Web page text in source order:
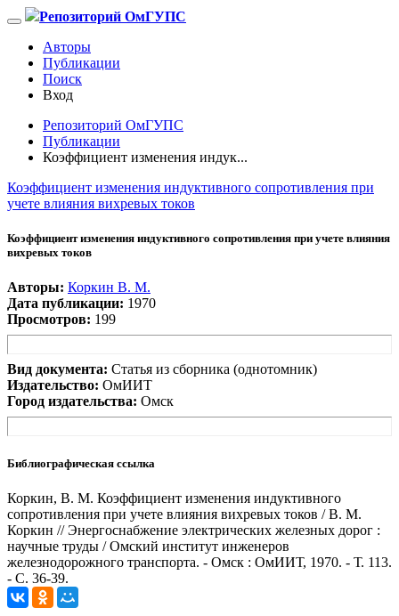
Репозиторий ОмГУПС
Авторы
Публикации
Поиск
Вход
Репозиторий ОмГУПС
Публикации
Коэффициент изменения индук...
Коэффициент изменения индуктивного сопротивления при
учете влияния вихревых токов
Коэффициент изменения индуктивного сопротивления при учете влияния
вихревых токов
Авторы: Коркин В. М.
Дата публикации: 1970
Просмотров: 199
Вид документа: Статья из сборника (однотомник)
Издательство: ОмИИТ
Город издательства: Омск
Библиографическая ссылка
Коркин, В. М. Коэффициент изменения индуктивного
сопротивления при учете влияния вихревых токов / В. М.
Коркин // Энергоснабжение электрических железных дорог :
научные труды / Омский институт инженеров
железнодорожного транспорта. - Омск : ОмИИТ, 1970. - Т. 113.
- С. 36-39.